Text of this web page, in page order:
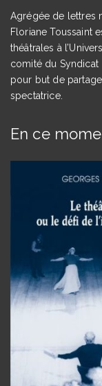
Agrégée de lettres
Floriane Toussaint
théâtrales à
comité du Syndicat
pour but de
spectatrice.
En ce